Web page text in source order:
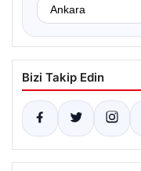
Bizi Takip Edin